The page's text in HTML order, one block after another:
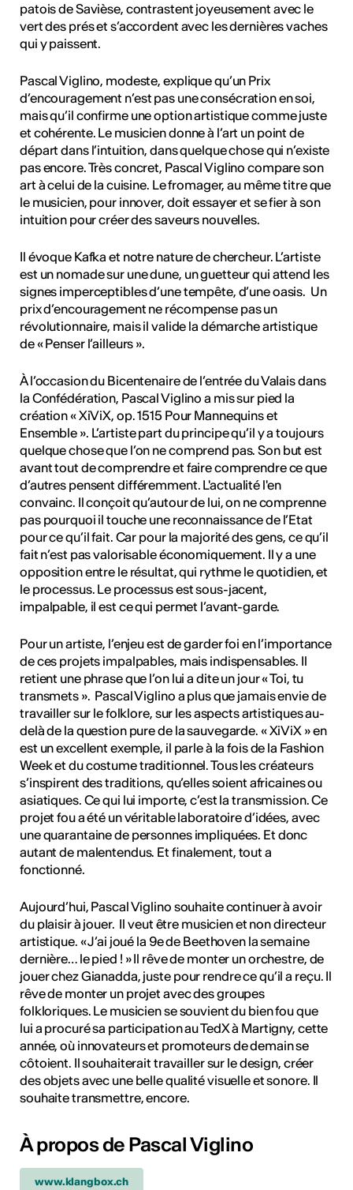
patois de Savièse, contrastent joyeusement avec le
vert des prés et s’accordent avec les dernières vaches
qui y paissent.
Pascal Viglino, modeste, explique qu’un Prix
d’encouragement n’est pas une consécration en soi,
mais qu’il confirme une option artistique comme juste
et cohérente. Le musicien donne à l’art un point de
départ dans l’intuition, dans quelque chose qui n’existe
pas encore. Très concret, Pascal Viglino compare son
art à celui de la cuisine. Le fromager, au même titre que
le musicien, pour innover, doit essayer et se fier à son
intuition pour créer des saveurs nouvelles.
Il évoque Kafka et notre nature de chercheur. L’artiste
est un nomade sur une dune, un guetteur qui attend les
signes imperceptibles d’une tempête, d’une oasis. Un
prix d’encouragement ne récompense pas un
révolutionnaire, mais il valide la démarche artistique
de « Penser l’ailleurs ».
À l’occasion du Bicentenaire de l’entrée du Valais dans
la Confédération, Pascal Viglino a mis sur pied la
création « XiViX, op. 1515 Pour Mannequins et
Ensemble ». L’artiste part du principe qu’il y a toujours
quelque chose que l’on ne comprend pas. Son but est
avant tout de comprendre et faire comprendre ce que
d’autres pensent différemment. L'actualité l'en
convainc. Il conçoit qu’autour de lui, on ne comprenne
pas pourquoi il touche une reconnaissance de l’Etat
pour ce qu’il fait. Car pour la majorité des gens, ce qu’il
fait n’est pas valorisable économiquement. Il y a une
opposition entre le résultat, qui rythme le quotidien, et
le processus. Le processus est sous-jacent,
impalpable, il est ce qui permet l’avant-garde.
Pour un artiste, l’enjeu est de garder foi en l’importance
de ces projets impalpables, mais indispensables. Il
retient une phrase que l’on lui a dite un jour « Toi, tu
transmets ». Pascal Viglino a plus que jamais envie de
travailler sur le folklore, sur les aspects artistiques au-
delà de la question pure de la sauvegarde. « XiViX » en
est un excellent exemple, il parle à la fois de la Fashion
Week et du costume traditionnel. Tous les créateurs
s’inspirent des traditions, qu’elles soient africaines ou
asiatiques. Ce qui lui importe, c’est la transmission. Ce
projet fou a été un véritable laboratoire d’idées, avec
une quarantaine de personnes impliquées. Et donc
autant de malentendus. Et finalement, tout a
fonctionné.
Aujourd’hui, Pascal Viglino souhaite continuer à avoir
du plaisir à jouer. Il veut être musicien et non directeur
artistique. « J’ai joué la 9e de Beethoven la semaine
dernière… le pied ! » Il rêve de monter un orchestre, de
jouer chez Gianadda, juste pour rendre ce qu’il a reçu. Il
rêve de monter un projet avec des groupes
folkloriques. Le musicien se souvient du bien fou que
lui a procuré sa participation au TedX à Martigny, cette
année, où innovateurs et promoteurs de demain se
côtoient. Il souhaiterait travailler sur le design, créer
des objets avec une belle qualité visuelle et sonore. Il
souhaite transmettre, encore.
À propos de Pascal Viglino
www.klangbox.ch